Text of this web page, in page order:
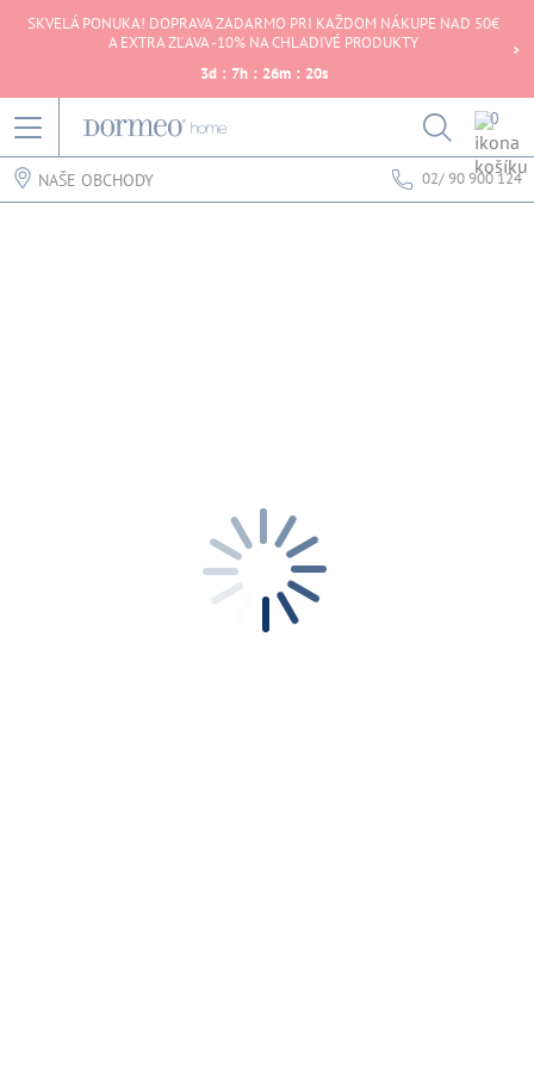
SKVELÁ PONUKA! DOPRAVA ZADARMO PRI KAŽDOM NÁKUPE NAD 50€
A EXTRA ZĽAVA -10% NA CHLADIVÉ PRODUKTY
3d : 7h : 26m : 20s
0
NAŠE OBCHODY 02/ 90 900 124